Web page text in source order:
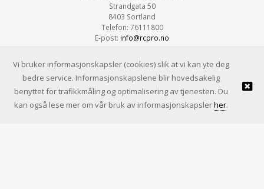
Strandgata 50
8403 Sortland
Telefon: 76111800
E-post: info@rcpro.no
© Sveis & Maskinteknikk AS |Design&implementasjon av Kréatif
Vi bruker informasjonskapsler (cookies) slik at vi kan yte deg
bedre service. Informasjonskapslene blir hovedsakelig
benyttet for trafikkmåling og optimalisering av tjenesten. Du
kan også lese mer om vår bruk av informasjonskapslerher.